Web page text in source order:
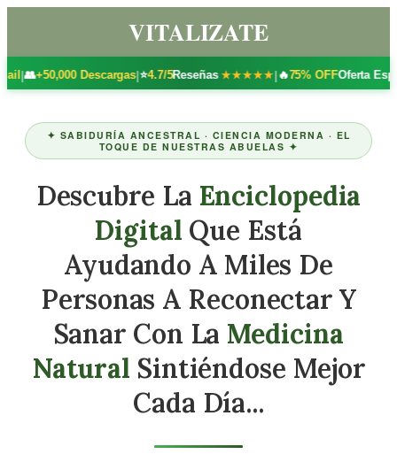
VITALIZATE
Descargas|⭐4.7/5Reseñas ★★★★★|🔥75% OFFOferta Especial +
✦ SABIDURÍA ANCESTRAL · CIENCIA MODERNA · EL
TOQUE DE NUESTRAS ABUELAS ✦
Descubre La Enciclopedia
Digital Que Está
Ayudando A Miles De
Personas A Reconectar Y
Sanar Con La Medicina
Natural Sintiéndose Mejor
Cada Día...